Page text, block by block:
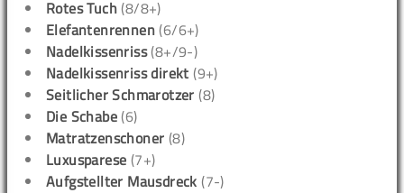
Rotes Tuch (8/8+)
Elefantenrennen (6/6+)
Nadelkissenriss(8+/9-)
Nadelkissenriss direkt (9+)
Seitlicher Schmarotzer (8)
Die Schabe (6)
Matratzenschoner (8)
Luxusparese (7+)
Aufgstellter Mausdreck (7-)